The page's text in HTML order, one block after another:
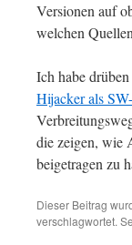
Versionen auf
welchen
Ich habe
Hijacker als
die zeigen, wie
beigetragen zu
Dieser Beitrag
verschlagwortet.